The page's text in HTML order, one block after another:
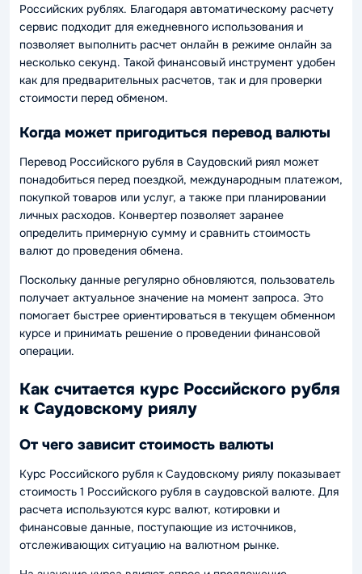
Российских рублях. Благодаря автоматическому расчету
сервис подходит для ежедневного использования и
позволяет выполнить расчет онлайн в режиме онлайн за
несколько секунд. Такой финансовый инструмент удобен
как для предварительных расчетов, так и для проверки
стоимости перед обменом.
Когда может пригодиться перевод валюты
Перевод Российского рубля в Саудовский риял может
понадобиться перед поездкой, международным платежом,
покупкой товаров или услуг, а также при планировании
личных расходов. Конвертер позволяет заранее
определить примерную сумму и сравнить стоимость
валют до проведения обмена.
Поскольку данные регулярно обновляются, пользователь
получает актуальное значение на момент запроса. Это
помогает быстрее ориентироваться в текущем обменном
курсе и принимать решение о проведении финансовой
операции.
Как считается курс Российского рубля
к Саудовскому риялу
От чего зависит стоимость валюты
Курс Российского рубля к Саудовскому риялу показывает
стоимость 1 Российского рубля в саудовской валюте. Для
расчета используются курс валют, котировки и
финансовые данные, поступающие из источников,
отслеживающих ситуацию на валютном рынке.